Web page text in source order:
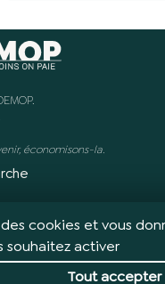
cookies et vous
souhaitez activer
Tout accepter
économisons-la.
REJOIGNEZ-NOUS !